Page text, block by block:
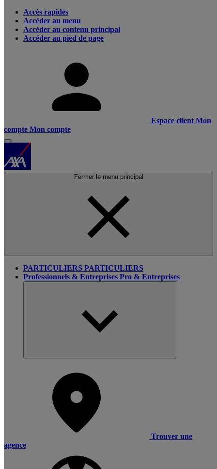
Accès rapides
Accéder au menu
Accéder au contenu principal
Accéder au pied de page
Espace client Mon
compte Mon compte
Fermer le menu principal
PARTICULIERS PARTICULIERS
Professionnels & Entreprises Pro & Entreprises
Trouver une
agence